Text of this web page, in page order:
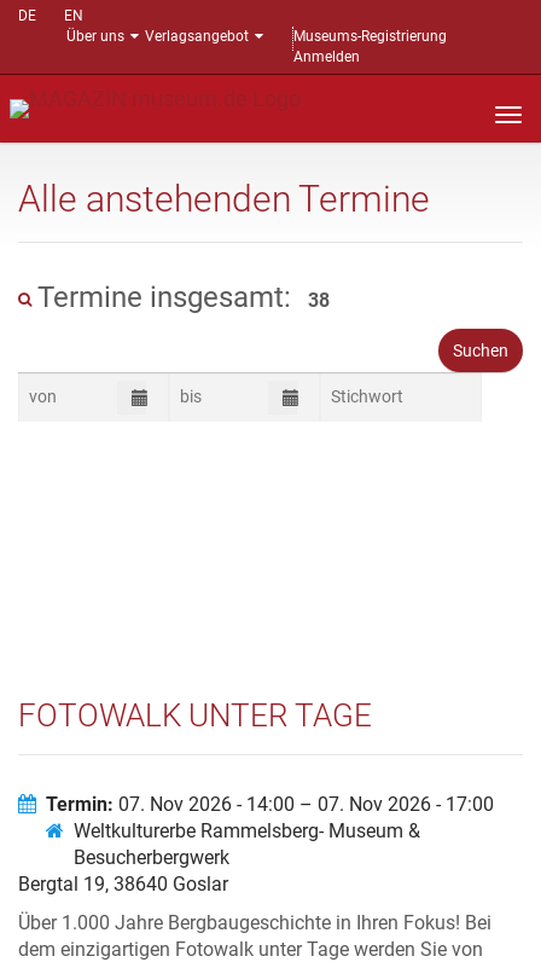
DE
EN
Über uns
Verlagsangebot
Museums-Registrierung
Anmelden
Alle anstehenden Termine
Termine insgesamt: 38
FOTOWALK UNTER TAGE
Termin: 07. Nov 2026 - 14:00 – 07. Nov 2026 - 17:00
Weltkulturerbe Rammelsberg- Museum &
Besucherbergwerk
Bergtal 19, 38640 Goslar
Über 1.000 Jahre Bergbaugeschichte in Ihren Fokus! Bei
dem einzigartigen Fotowalk unter Tage werden Sie von